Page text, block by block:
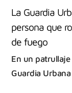
La Guardia
persona que
de fuego
En un
Guardia